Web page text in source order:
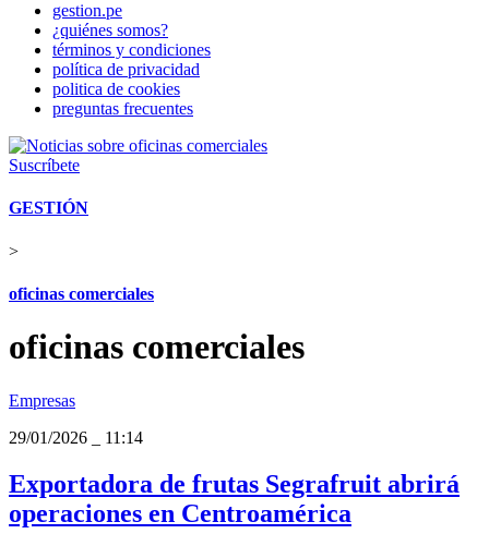
gestion.pe
¿quiénes somos?
términos y condiciones
política de privacidad
politica de cookies
preguntas frecuentes
Suscríbete
GESTIÓN
>
oficinas comerciales
oficinas comerciales
Empresas
29/01/2026
11:14
Exportadora de frutas Segrafruit abrirá
operaciones en Centroamérica